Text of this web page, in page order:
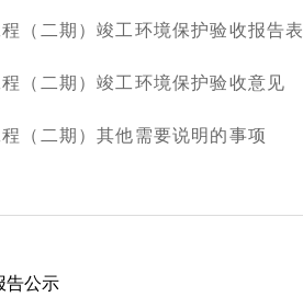
（二期）竣工环境保护验收报告表
（二期）竣工环境保护验收意见
（二期）其他需要说明的事项
告公示